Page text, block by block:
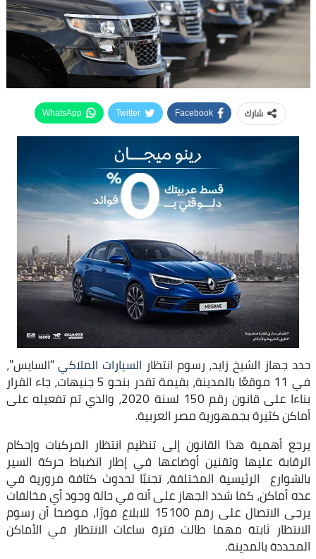
شارك Facebook
Twitter
WhatsApp
حدد جهاز الشيخ زايد، رسوم انتظار السيارات الملاكي“السايس”،
في 11 موقعًا بالمدينة، بقيمة تقدر بنحو 5 جنيهات، جاء القرار
بناءا على قانون رقم 150 لسنة 2020، والذي تم تفعيله على
أماكن كثيرة بجمهورية مصر العربية.
يرجع أهمية هذا القانون إلى تنظيم انتظار المركبات وإحكام
الرقابة عليها وتقنين أوضاعها في إطار انضباط حركة السير
بالشوارع الرئيسية المختلفة، تجنبًا لحدوث كثافة مرورية في
عده أماكن، كما شدد الجهاز على أنه في حالة وجود أي مخالفات
يرجى الاتصال على رقم 15100 للابلاغ فورًا، موضحا أن رسوم
الانتظار ثابتة مهما طالت فترة ساعات الانتظار في الأماكن
المحددة بالمدينة.